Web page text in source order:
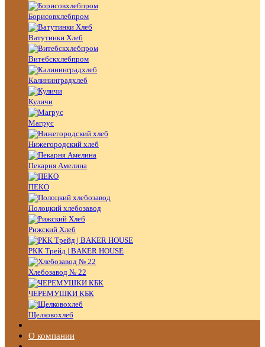
Борисовхлебпром
Ватутинки Хлеб
Витебскхлебпром
Калининградхлеб
Куличи
Магрус
Нижегородский хлеб
Пекарня Амелина
ПЕКО
Полоцкий хлебозавод
Рижский Хлеб
РКК Трейд | BAKER HOUSE
Хлебозавод № 22
ЧЕРЕМУШКИ КБК
Щелковохлеб
О компании